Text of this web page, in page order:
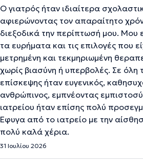
Ο γιατρός ήταν ιδιαίτερα
αφιερώνοντας τον απαραίτητο
διεξοδικά την περίπτωσή μου. Μου
τα ευρήματα και τις επιλογές που
μετρημένη και τεκμηριωμένη
χωρίς βιασύνη ή υπερβολές. Σε όλη
επίσκεψης ήταν ευγενικός,
ανθρώπινος, εμπνέοντας
ιατρείου ήταν επίσης πολύ
Έφυγα από το ιατρείο με την
πολύ καλά χέρια.
31 Ιουλίου 2026